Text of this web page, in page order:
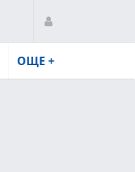
ОЩЕ +